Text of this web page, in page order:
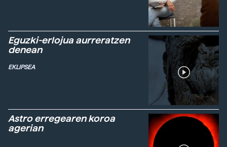
Eguzki-erlojua aurreratzen
denean
EKLIPSEA
Astro erregearen koroa
agerian